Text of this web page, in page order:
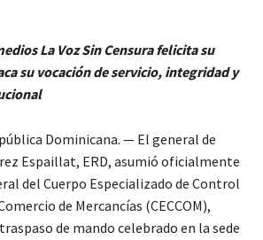
La Voz Sin Censura felicita su
su vocación de servicio, integridad y
Dominicana. — El general de
Espaillat, ERD, asumió oficialmente
del Cuerpo Especializado de Control
de Mercancías (CECCOM),
de mando celebrado en la sede